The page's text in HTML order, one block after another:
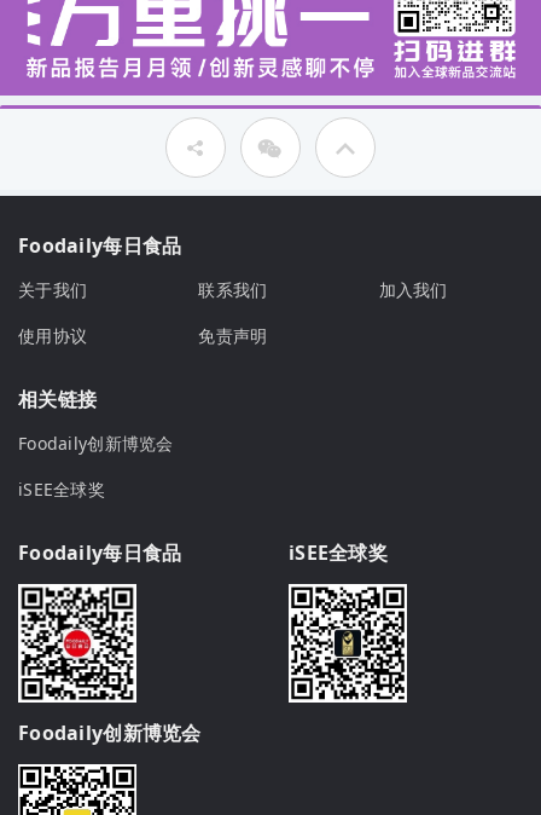
Foodaily每日食品
关于我们 联系我们
加入我们
使用协议
免责声明
相关链接
Foodaily创新博览会
iSEE全球奖
Foodaily每日食品 iSEE全球奖
Foodaily创新博览会